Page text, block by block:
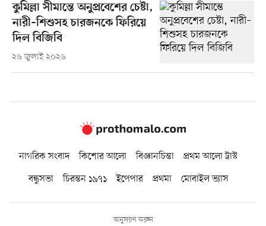
কুমিল্লা সীমান্তে অনুপ্রবেশের চেষ্টা,
নারী–শিশুসহ চারজনকে ফিরিয়ে
দিল বিজিবি
২৬ জুলাই ২০২৬
নাগরিক সংবাদ কিশোর আলো বিজ্ঞানচিন্তা
প্রথম আলো ট্রাস্ট
বন্ধুসভা
চিরন্তন ১৯৭১ ইপেপার প্রথমা মোবাইল ভ্যাস
অনুসরণ করুন